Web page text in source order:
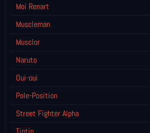
Moi Renart
Muscleman
Musclor
Naruto
Oui-oui
Pole-Position
Street Fighter Alpha